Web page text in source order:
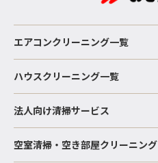
エアコンクリーニング一覧
ハウスクリーニング一覧
法人向け清掃サービス
空室清掃・空き部屋クリーニング